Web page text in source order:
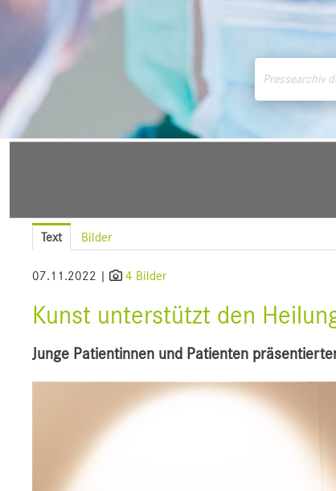
Text Bilder
07.11.2022 | 4 Bilder
Kunst unterstützt den
Junge Patientinnen und Patienten